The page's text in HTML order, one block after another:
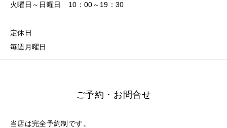
火曜日～日曜日 10：00～19：30
定休日
毎週月曜日
ご予約・お問合せ
当店は完全予約制です。